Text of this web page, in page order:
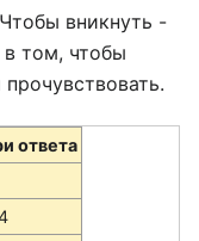
вникнуть -
в том, чтобы
ответа